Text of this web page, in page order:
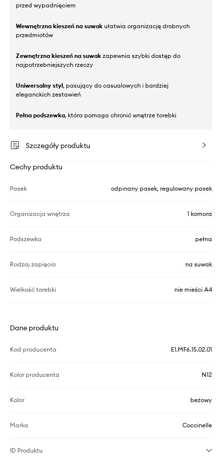
przed wypadnięciem
Wewnętrzna kieszeń na suwak ułatwia organizację drobnych
przedmiotów
Zewnętrzna kieszeń na suwak zapewnia szybki dostęp do
najpotrzebniejszych rzeczy
Uniwersalny styl, pasujący do casualowych i bardziej
eleganckich zestawień
Pełna podszewka, która pomaga chronić wnętrze torebki
Szczegóły produktu
Cechy produktu
Pasek odpinany pasek, regulowany pasek
Organizacja wnętrza 1 komora
Podszewka pełna
Rodzaj zapięcia na suwak
Wielkość torebki nie mieści A4
Dane produktu
Kod producenta E1.MF6.15.02.01
Kolor producenta N12
Kolor beżowy
Marka Coccinelle
ID Produktu